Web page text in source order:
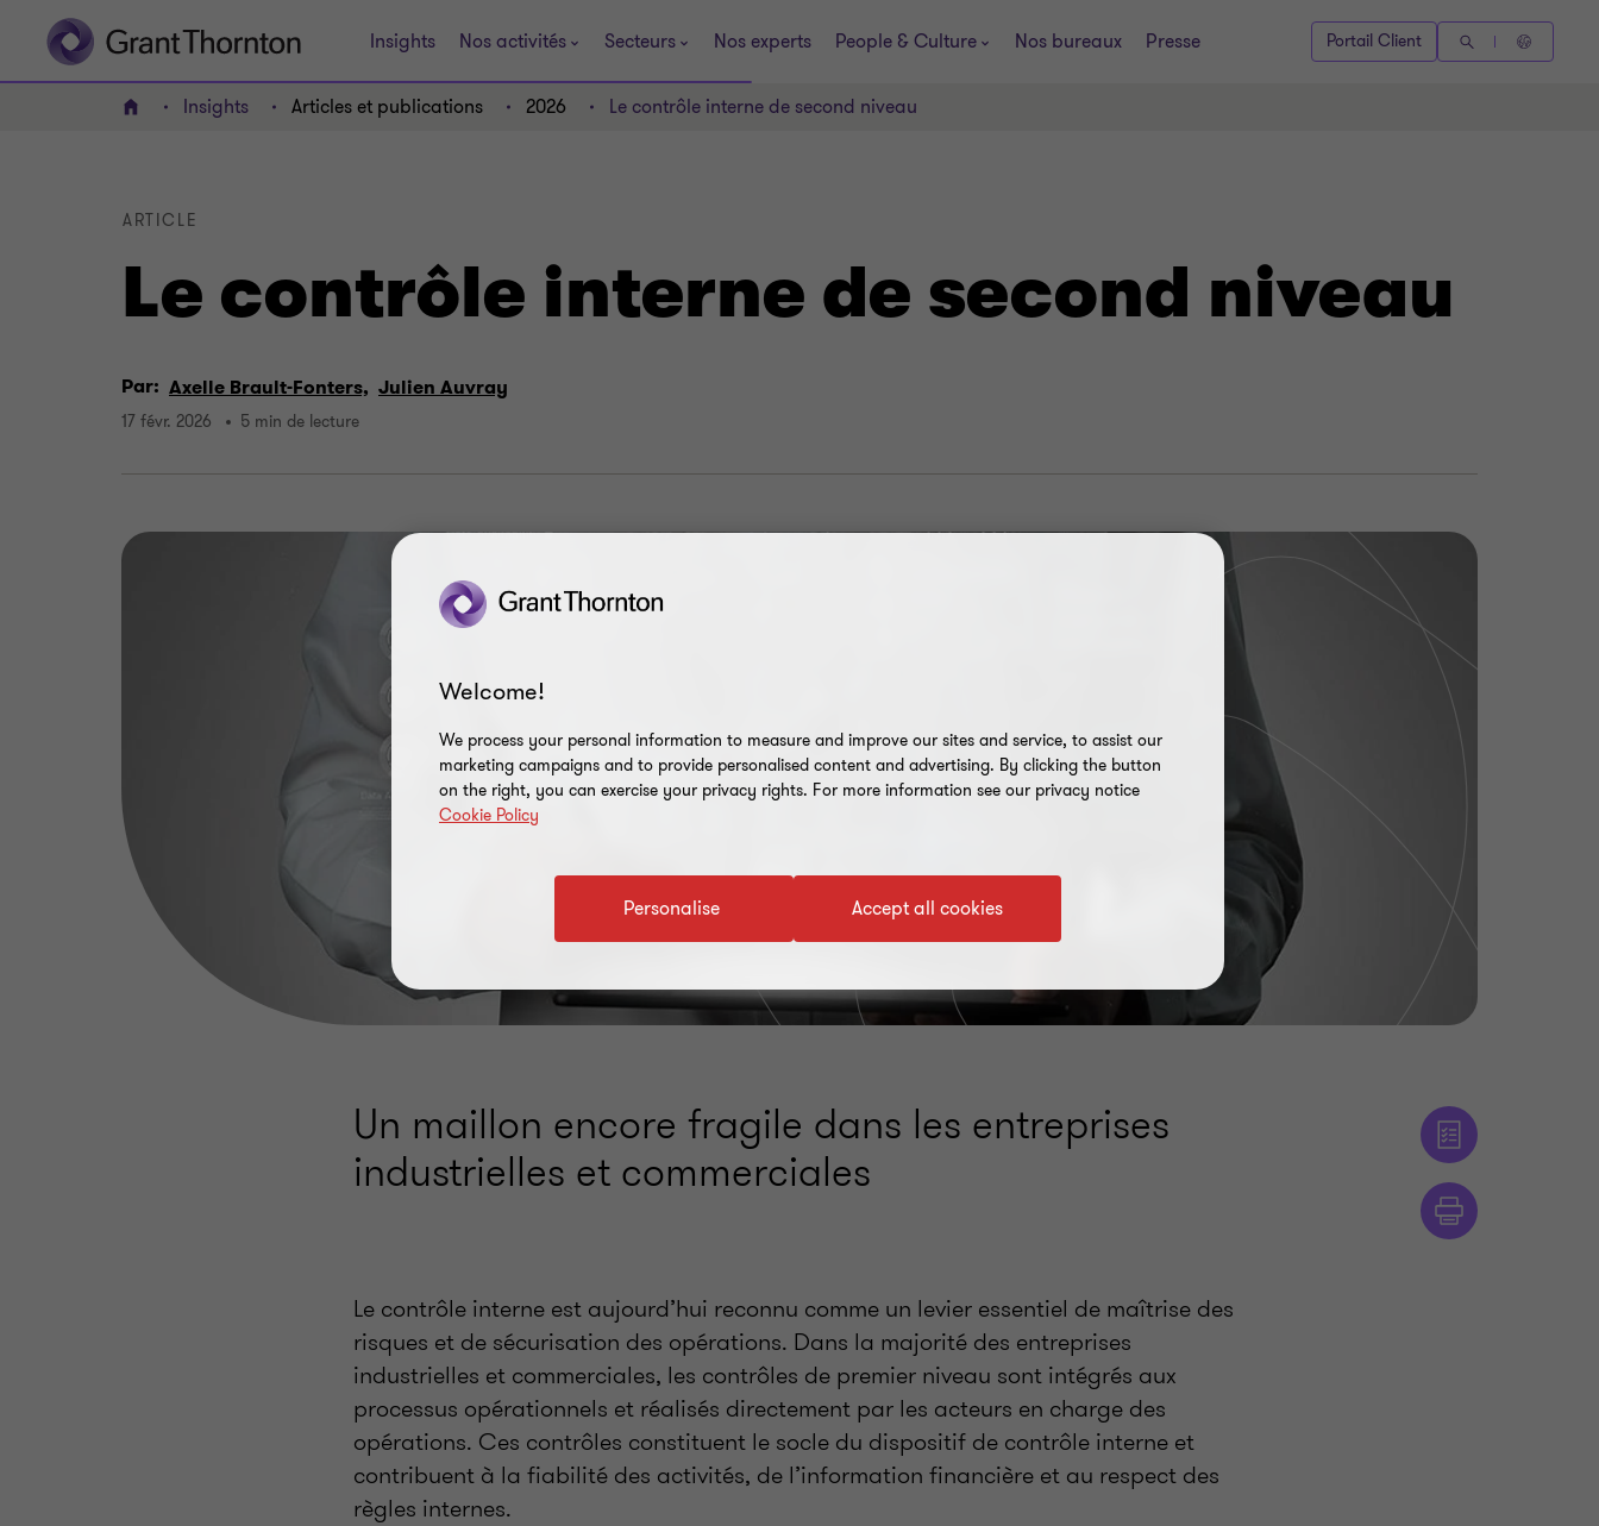
Insights Nos activités Secteurs Nos experts People & Culture Nos bureaux Presse Portail Client
ACCUEILInsights Articles et publications 2026 Le contrôle interne de second niveau
Le contrôle interne de second niveau
ARTICLE
Par: Axelle Brault-Fonters, Julien Auvray
17 févr. 2026 5 min de lecture
Un maillon encore fragile dans les entreprises
industrielles et commerciales
Le contrôle interne est aujourd’hui reconnu comme un levier essentiel de maîtrise des
risques et de sécurisation des opérations. Dans la majorité des entreprises
industrielles et commerciales, les contrôles de premier niveau sont intégrés aux
processus opérationnels et réalisés directement par les acteurs en charge des
opérations. Ces contrôles constituent le socle du dispositif de contrôle interne et
contribuent à la fiabilité des activités, de l’information financière et au respect des
règles internes.
Welcome!
We process your personal information to measure and improve our sites and service, to assist our
marketing campaigns and to provide personalised content and advertising. By clicking the button
on the right, you can exercise your privacy rights. For more information see our privacy notice
Cookie Policy
Accept all cookies
Personalise